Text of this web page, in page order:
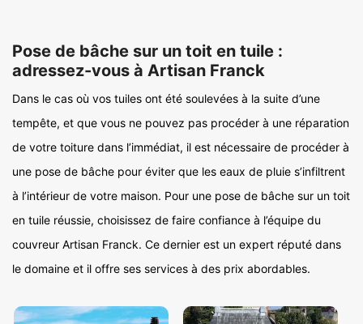
Pose de bâche sur un toit en tuile :
adressez-vous à Artisan Franck
Dans le cas où vos tuiles ont été soulevées à la suite d’une
tempête, et que vous ne pouvez pas procéder à une réparation
de votre toiture dans l’immédiat, il est nécessaire de procéder à
une pose de bâche pour éviter que les eaux de pluie s’infiltrent
à l’intérieur de votre maison. Pour une pose de bâche sur un toit
en tuile réussie, choisissez de faire confiance à l’équipe du
couvreur Artisan Franck. Ce dernier est un expert réputé dans
le domaine et il offre ses services à des prix abordables.